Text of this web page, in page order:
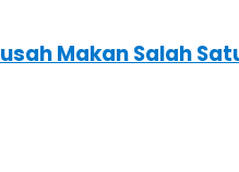
Makan Salah